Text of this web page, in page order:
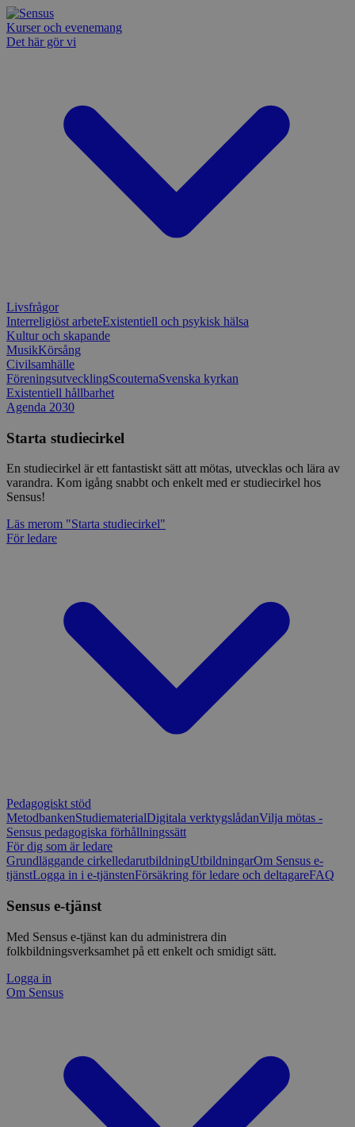
Kurser och evenemang
Det här gör vi
Livsfrågor
Interreligiöst arbeteExistentiell och psykisk hälsa
Kultur och skapande
MusikKörsång
Civilsamhälle
FöreningsutvecklingScouternaSvenska kyrkan
Existentiell hållbarhet
Agenda 2030
Starta studiecirkel
En studiecirkel är ett fantastiskt sätt att mötas, utvecklas och lära av
varandra. Kom igång snabbt och enkelt med er studiecirkel hos
Sensus!
Läs merom "Starta studiecirkel"
För ledare
Pedagogiskt stöd
MetodbankenStudiematerialDigitala verktygslådanVilja mötas -
Sensus pedagogiska förhållningssätt
För dig som är ledare
Grundläggande cirkelledarutbildningUtbildningarOm Sensus e-
tjänstLogga in i e-tjänstenFörsäkring för ledare och deltagareFAQ
Sensus e-tjänst
Med Sensus e-tjänst kan du administrera din
folkbildningsverksamhet på ett enkelt och smidigt sätt.
Logga in
Om Sensus